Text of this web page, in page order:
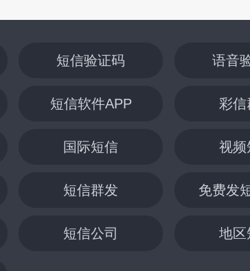
短信验证码 语音
短信软件APP 彩信
国际短信 视频
短信群发 免费发
短信公司 地区